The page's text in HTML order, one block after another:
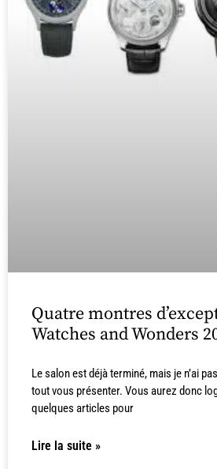
Quatre montres
Watches and Wonders
Le salon est déjà terminé, mais je n’ai
tout vous présenter. Vous aurez donc
quelques articles pour
Lire la suite »